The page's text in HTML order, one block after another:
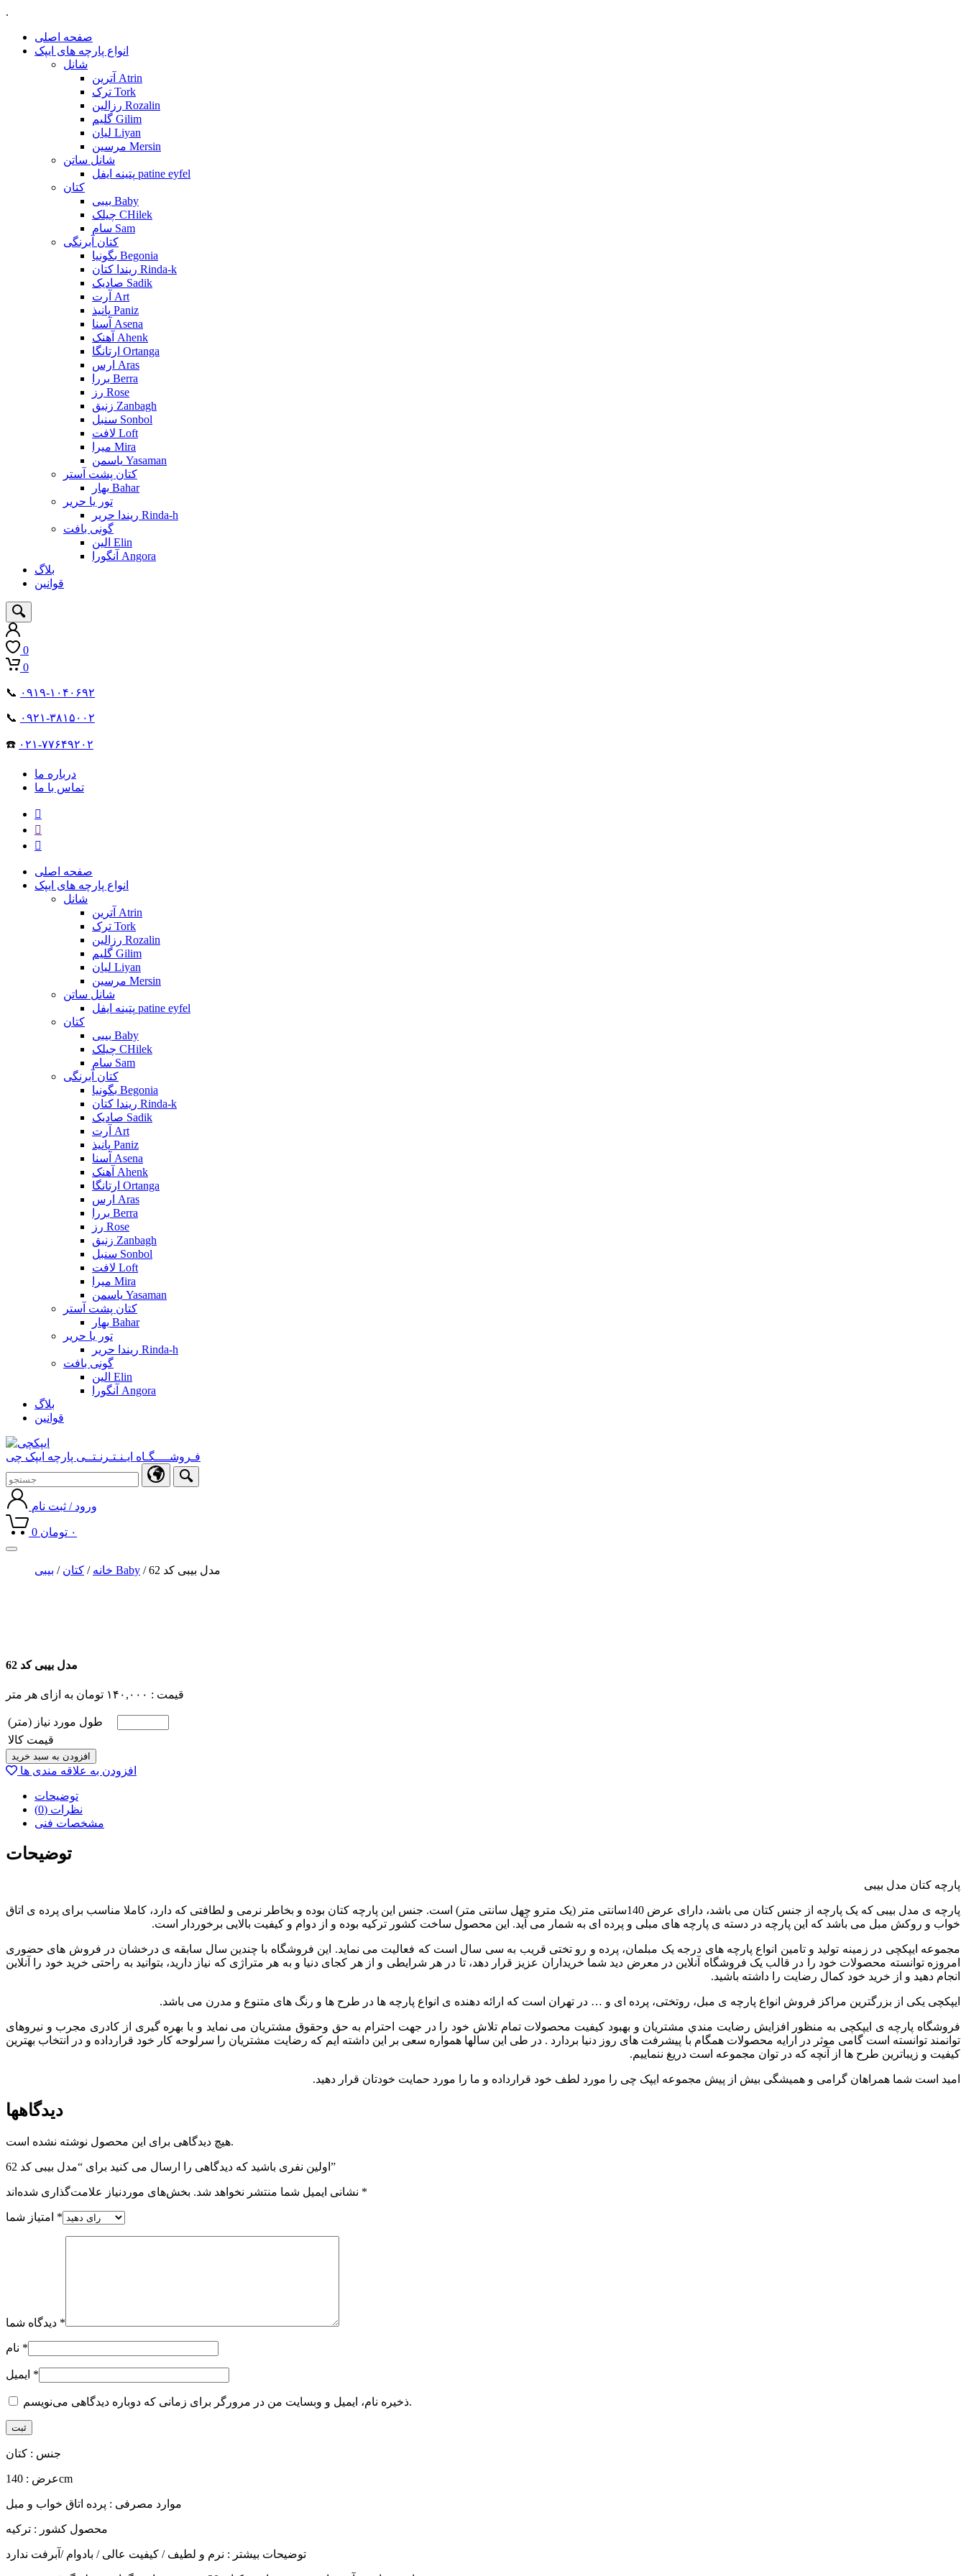
.
صفحه اصلی
انواع پارچه های ایپک
شانل
آترین Atrin
ترک Tork
رزالین Rozalin
گلیم Gilim
لیان Liyan
مرسین Mersin
شانل ساتن
پتینه ایفل patine eyfel
کتان
بیبی Baby
چیلک CHilek
سام Sam
کتان آبرنگی
بگونیا Begonia
ریندا کتان Rinda-k
صادیک Sadik
آرت Art
پانیذ Paniz
آسنا Asena
آهنک Ahenk
ارتانگا Ortanga
ارس Aras
بررا Berra
رز Rose
زنبق Zanbagh
سنبل Sonbol
لافت Loft
میرا Mira
یاسمن Yasaman
کتان پشت آستر
بهار Bahar
تور یا حریر
ریندا حریر Rinda-h
گونی بافت
الین Elin
آنگورا Angora
بلاگ
قوانین
0
0
📞 ۰۹۱۹-۱۰۴۰۶۹۲
📞 ۰۹۲۱-۳۸۱۵۰۰۲
☎️ ۰۲۱-۷۷۶۴۹۲۰۲
درباره ما
تماس با ما
صفحه اصلی
انواع پارچه های ایپک
شانل
آترین Atrin
ترک Tork
رزالین Rozalin
گلیم Gilim
لیان Liyan
مرسین Mersin
شانل ساتن
پتینه ایفل patine eyfel
کتان
بیبی Baby
چیلک CHilek
سام Sam
کتان آبرنگی
بگونیا Begonia
ریندا کتان Rinda-k
صادیک Sadik
آرت Art
پانیذ Paniz
آسنا Asena
آهنک Ahenk
ارتانگا Ortanga
ارس Aras
بررا Berra
رز Rose
زنبق Zanbagh
سنبل Sonbol
لافت Loft
میرا Mira
یاسمن Yasaman
کتان پشت آستر
بهار Bahar
تور یا حریر
ریندا حریر Rinda-h
گونی بافت
الین Elin
آنگورا Angora
بلاگ
قوانین
فـروشــــگـاه ایـنـتـرنـتــی پارچه ایپک چی
ورود / ثبت نام
0 ۰ تومان
Toggle
خانه / کتان / بیبی Baby / مدل بیبی کد 62
مدل بیبی کد 62
قیمت : ۱۴۰,۰۰۰ تومان به ازای هر متر
طول مورد نیاز (متر)
قیمت کالا
افزودن به سبد خرید
افزودن به علاقه مندی ها
توضیحات
نظرات (0)
مشخصات فنی
توضیحات
پارچه کتان مدل بیبی
پارچه ی مدل بیبی که یک پارچه از جنس کتان می باشد، دارای عرض 140سانتی متر (یک مترو چهل سانتی متر) است. جنس این پارچه کتان بوده و بخاطر نرمی و لطافتی که دارد، کاملا مناسب برای پرده ی اتاق
خواب و روکش مبل می باشد که این پارچه در دسته ی پارچه های مبلی و پرده ای به شمار می آید. این محصول ساخت کشور ترکیه بوده و از دوام و کیفیت بالایی برخوردار است.
مجموعه ایپکچی در زمینه تولید و تامین انواع پارچه های درجه یک مبلمان، پرده و رو تختی قریب به سی سال است که فعالیت می نماید. این فروشگاه با چندین سال سابقه ی درخشان در فروش های حضوری
امروزه توانسته محصولات خود را در قالب یک فروشگاه آنلاین در معرض دید شما خریداران عزیز قرار دهد، تا در هر شرایطی و از هر کجای دنیا و به هر متراژی که نیاز دارید، بتوانید به راحتی خرید خود را آنلاین
انجام دهید و از خرید خود کمال رضایت را داشته باشید.
ایپکچی یکی از بزرگترین مراکز فروش انواع پارچه ی مبل، روتختی، پرده ای و … در تهران است که ارائه دهنده ی انواع پارچه ها در طرح ها و رنگ های متنوع و مدرن می باشد.
فروشگاه پارچه ی ایپکچی به منظور افزايش رضايت مندي مشتريان و بهبود کيفيت محصولات تمام تلاش خود را در جهت احترام به حق وحقوق مشتريان می نماید و با بهره گیری از کادری مجرب و نیروهای
توانمند توانسته است گامی موثر در ارايه محصولات همگام با پیشرفت های روز دنیا بردارد . در طی این سالها همواره سعی بر این داشته ایم که رضایت مشتریان را سرلوحه کار خود قرارداده و در انتخاب بهترین
کیفیت و زیباترین طرح ها از آنچه که در توان مجموعه است دریغ ننماییم.
امید است شما همراهان گرامی و همیشگی بیش از پیش مجموعه ایپک چی را مورد لطف خود قرارداده و ما را مورد حمایت خودتان قرار دهید.
دیدگاهها
هیچ دیدگاهی برای این محصول نوشته نشده است.
اولین نفری باشید که دیدگاهی را ارسال می کنید برای “مدل بیبی کد 62”
نشانی ایمیل شما منتشر نخواهد شد. *
*
*
*
*
ذخیره نام، ایمیل و وبسایت من در مرورگر برای زمانی که دوباره دیدگاهی می‌نویسم.
جنس : کتان
عرض : 140cm
موارد مصرفی : پرده اتاق خواب و مبل
محصول کشور : ترکیه
توضیحات بیشتر : نرم و لطیف / کیفیت عالی / بادوام /آبرفت ندارد